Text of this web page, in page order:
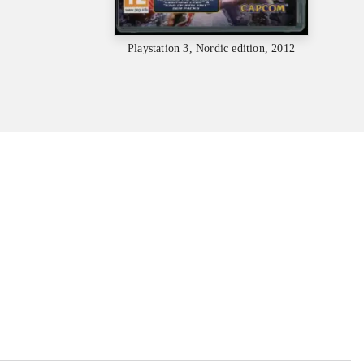
Playstation 3, Nordic edition, 2012